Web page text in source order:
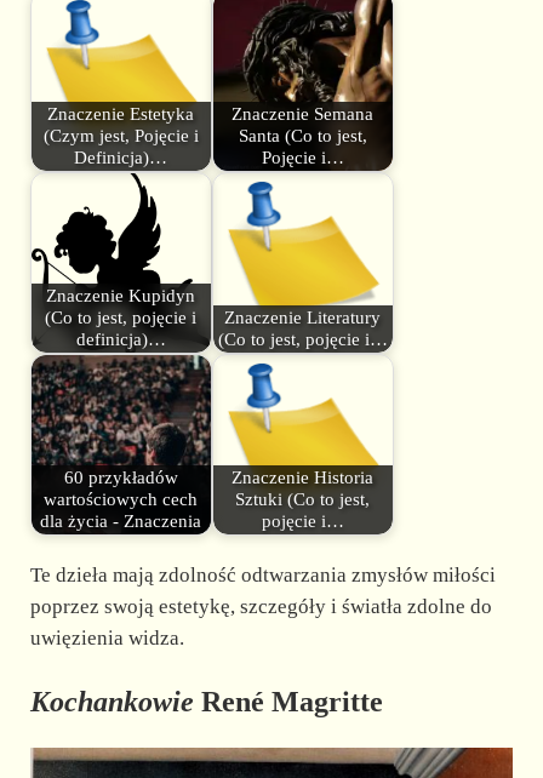
Znaczenie Estetyka
(Czym jest, Pojęcie i
Definicja)…
Znaczenie Semana
Santa (Co to jest,
Pojęcie i…
Znaczenie Kupidyn
(Co to jest, pojęcie i
definicja)…
Znaczenie Literatury
(Co to jest, pojęcie i…
60 przykładów
wartościowych cech
dla życia - Znaczenia
Znaczenie Historia
Sztuki (Co to jest,
pojęcie i…
Te dzieła mają zdolność odtwarzania zmysłów miłości
poprzez swoją estetykę, szczegóły i światła zdolne do
uwięzienia widza.
Kochankowie René Magritte